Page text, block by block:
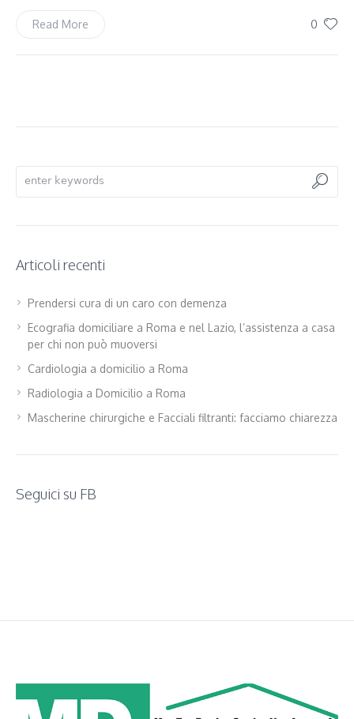
0
Read More
Articoli recenti
Prendersi cura di un caro con demenza
Ecografia domiciliare a Roma e nel Lazio, l’assistenza a casa
per chi non può muoversi
Cardiologia a domicilio a Roma
Radiologia a Domicilio a Roma
Mascherine chirurgiche e Facciali filtranti: facciamo chiarezza
Seguici su FB